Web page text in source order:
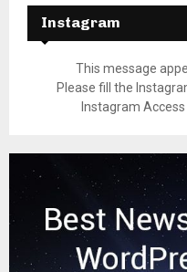
Instagram
This message
Please fill the
Instagram